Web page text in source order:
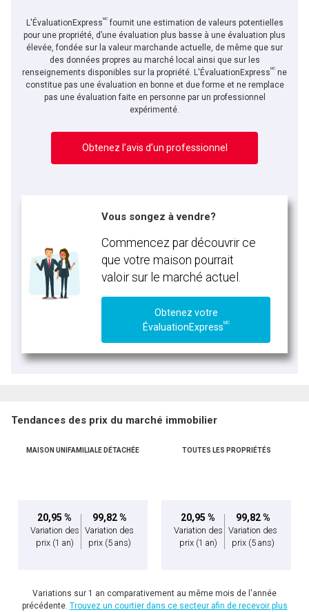
En cliquant sur le bouton « soumettre », vous consentez à nos conditions d'utilisation et
vous nous fournissez l'autorisation écrite de communiquer avec vous.
L'ÉvaluationExpressMCfournit une estimation de valeurs potentielles
pour une propriété, d’une évaluation plus basse à une évaluation plus
élevée, fondée sur la valeur marchande actuelle, de même que sur
des données propres au marché local ainsi que sur les
renseignements disponibles sur la propriété. L'ÉvaluationExpressMC ne
constitue pas une évaluation en bonne et due forme et ne remplace
pas une évaluation faite en personne par un professionnel
expérimenté.
Obtenez l’avis d’un professionnel
Vous songez à vendre?
Commencez par découvrir ce
que votre maison pourrait
valoir sur le marché actuel.
Obtenez votre
ÉvaluationExpressMC
Tendances des prix du marché immobilier
MAISON UNIFAMILIALE DÉTACHÉE
20,95 %
Variation des
prix (1 an)
99,82 %
Variation des
prix (5 ans)
TOUTES LES PROPRIÉTÉS
20,95 %
Variation des
prix (1 an)
99,82 %
Variation des
prix (5 ans)
Variations sur 1 an comparativement au même mois de l'année
précédente. Trouvez un courtier dans ce secteur afin de recevoir plus